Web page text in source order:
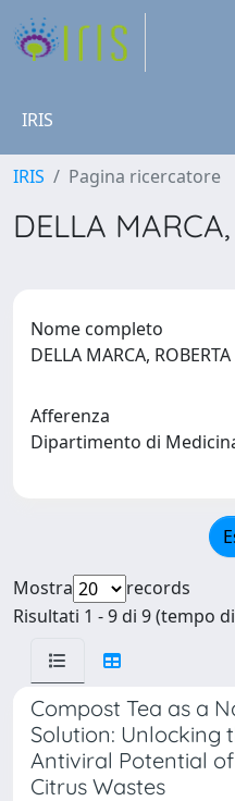
IRIS
IRIS Pagina ricercatore
DELLA
Nome completo
DELLA MARCA, ROBERTA
Afferenza
Dipartimento di
Mostra
records
Risultati 1 - 9 di 9 (tempo
Compost Tea as a
Solution: Unlocking
Antiviral Potential
Citrus Wastes